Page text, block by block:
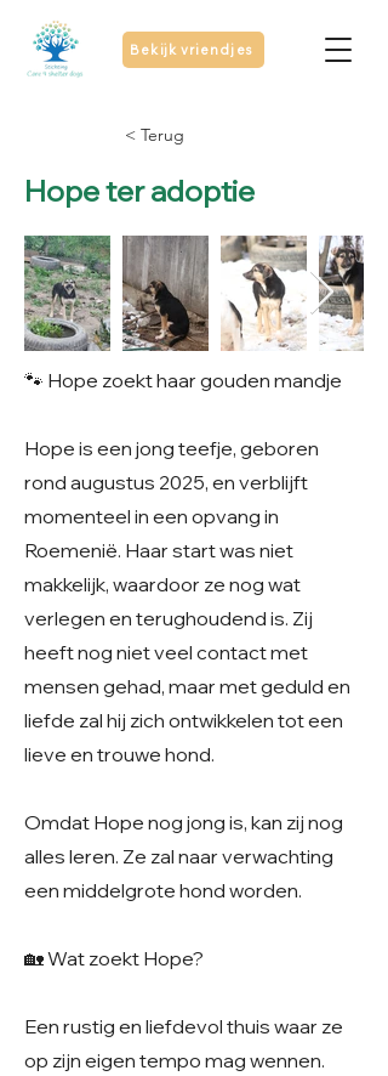
Bekijk vriendjes
< Terug
Hope ter adoptie
🐾 Hope zoekt haar gouden mandje
Hope is een jong teefje, geboren
rond augustus 2025, en verblijft
momenteel in een opvang in
Roemenië. Haar start was niet
makkelijk, waardoor ze nog wat
verlegen en terughoudend is. Zij
heeft nog niet veel contact met
mensen gehad, maar met geduld en
liefde zal hij zich ontwikkelen tot een
lieve en trouwe hond.
Omdat Hope nog jong is, kan zij nog
alles leren. Ze zal naar verwachting
een middelgrote hond worden.
🏡 Wat zoekt Hope?
Een rustig en liefdevol thuis waar ze
op zijn eigen tempo mag wennen.